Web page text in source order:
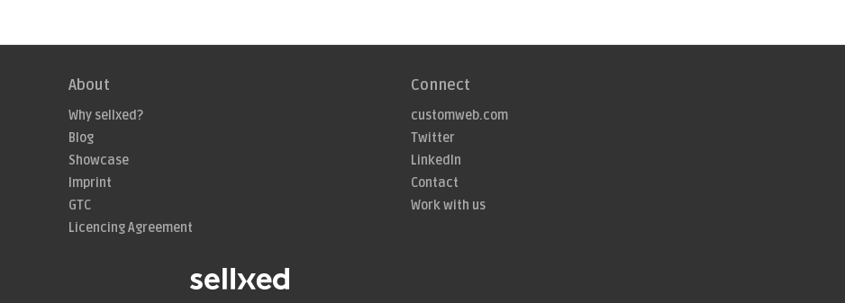
About
Why sellxed?
Blog
Showcase
Imprint
GTC
Licencing Agreement
Connect
customweb.com
Twitter
LinkedIn
Contact
Work with us